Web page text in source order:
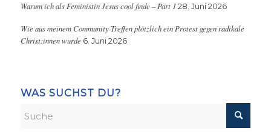
Warum ich als Feministin Jesus cool finde – Part 1 28. Juni 2026
Wie aus meinem Community-Treffen plötzlich ein Protest gegen radikale
Christ:innen wurde 6. Juni 2026
WAS SUCHST DU?